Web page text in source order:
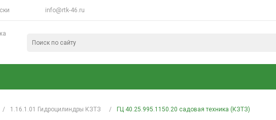
info@rtk-46.ru
/ 1.16.1.01 Гидроцилиндры КЗТЗ / ГЦ 40.25.995.1150.20 садовая техника (КЗТЗ)